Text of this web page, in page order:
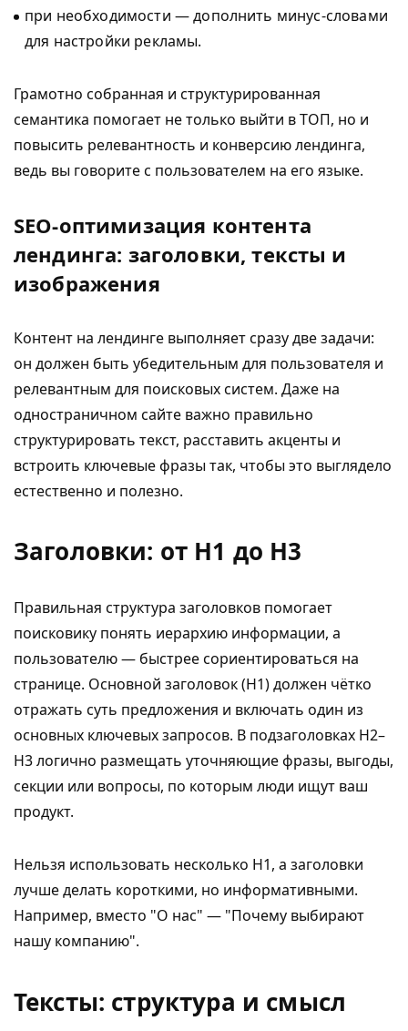
при необходимости — дополнить минус-словами
для настройки рекламы.
Грамотно собранная и структурированная
семантика помогает не только выйти в ТОП, но и
повысить релевантность и конверсию лендинга,
ведь вы говорите с пользователем на его языке.
SEO-оптимизация контента
лендинга: заголовки, тексты и
изображения
Контент на лендинге выполняет сразу две задачи:
он должен быть убедительным для пользователя и
релевантным для поисковых систем. Даже на
одностраничном сайте важно правильно
структурировать текст, расставить акценты и
встроить ключевые фразы так, чтобы это выглядело
естественно и полезно.
Заголовки: от H1 до H3
Правильная структура заголовков помогает
поисковику понять иерархию информации, а
пользователю — быстрее сориентироваться на
странице. Основной заголовок (H1) должен чётко
отражать суть предложения и включать один из
основных ключевых запросов. В подзаголовках H2–
H3 логично размещать уточняющие фразы, выгоды,
секции или вопросы, по которым люди ищут ваш
продукт.
Нельзя использовать несколько H1, а заголовки
лучше делать короткими, но информативными.
Например, вместо "О нас" — "Почему выбирают
нашу компанию".
Тексты: структура и смысл